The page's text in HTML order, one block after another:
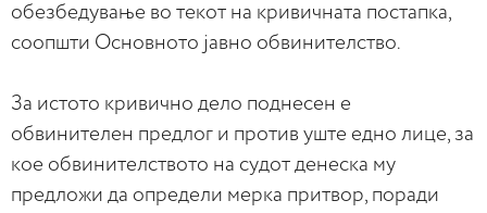
обезбедување во текот на кривичната постапка,
соопшти Основното јавно обвинителство.
За истото кривично дело поднесен е
обвинителен предлог и против уште едно лице, за
кое обвинителството на судот денеска му
предложи да определи мерка притвор, поради